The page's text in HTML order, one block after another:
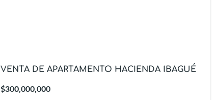
VENTA DE APARTAMENTO HACIENDA IBAGUÉ
$300,000,000